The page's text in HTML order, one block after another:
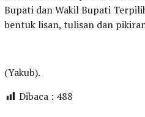
Bupati dan Wakil Bupati
bentuk lisan, tulisan dan
(Yakub).
Dibaca : 488